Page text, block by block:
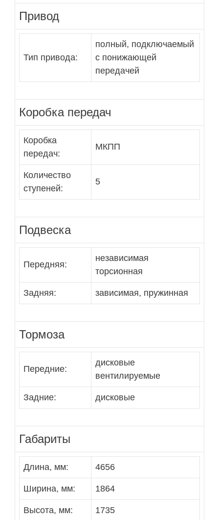
Привод
Тип привода:
полный, подключаемый
с понижающей
передачей
Коробка передач
Коробка
передач:
МКПП
Количество
ступеней:
5
Подвеска
Передняя:
независимая
торсионная
Задняя: зависимая, пружинная
Тормоза
Передние:
дисковые
вентилируемые
Задние: дисковые
Габариты
Длина, мм: 4656
Ширина, мм: 1864
Высота, мм: 1735